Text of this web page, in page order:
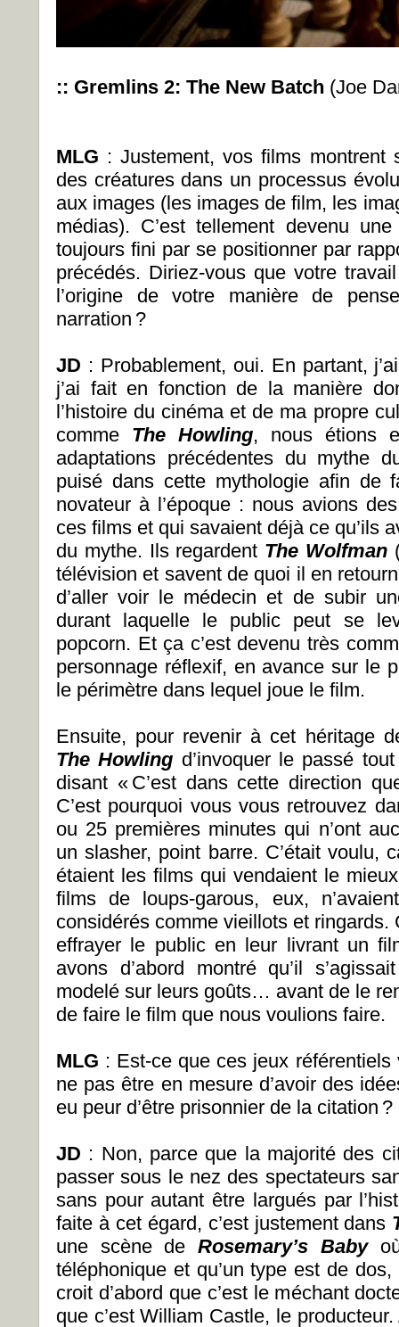
:: Gremlins 2: The New Batch (Joe
MLG : Justement, vos films montrent
des créatures dans un processus
aux images (les images de film, les
médias). C’est tellement devenu
toujours fini par se positionner par
précédés. Diriez-vous que votre
l’origine de votre manière de
narration ?
JD : Probablement, oui. En partant,
j’ai fait en fonction de la manière
l’histoire du cinéma et de ma propre
comme The Howling, nous étions
adaptations précédentes du mythe
puisé dans cette mythologie afin de
novateur à l’époque : nous avions
ces films et qui savaient déjà ce qu’ils
du mythe. Ils regardent The Wolfman
télévision et savent de quoi il en
d’aller voir le médecin et de subir
durant laquelle le public peut se
popcorn. Et ça c’est devenu très
personnage réflexif, en avance sur le
le périmètre dans lequel joue le film.
Ensuite, pour revenir à cet héritage
The Howling d’invoquer le passé
disant « C’est dans cette direction
C’est pourquoi vous vous retrouvez
ou 25 premières minutes qui n’ont
un slasher, point barre. C’était voulu,
étaient les films qui vendaient le
films de loups-garous, eux,
considérés comme vieillots et
effrayer le public en leur livrant un
avons d’abord montré qu’il
modelé sur leurs goûts… avant de le
de faire le film que nous voulions faire.
MLG : Est-ce que ces jeux
ne pas être en mesure d’avoir des
eu peur d’être prisonnier de la citation ?
JD : Non, parce que la majorité des
passer sous le nez des spectateurs
sans pour autant être largués par
faite à cet égard, c’est justement dans
une scène deRosemary’s Babyoù
téléphonique et qu’un type est de
croit d’abord que c’est le méchant
que c’est William Castle, le